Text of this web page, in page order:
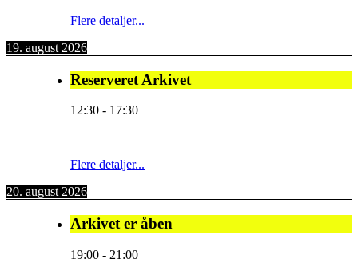
Flere detaljer...
19. august 2026
Reserveret Arkivet
12:30 - 17:30
Flere detaljer...
20. august 2026
Arkivet er åben
19:00 - 21:00